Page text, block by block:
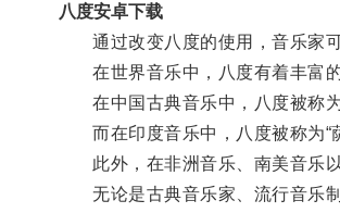
八度安卓下载
通过改变八度的使用，音乐家可
在世界音乐中，八度有着丰富的
在中国古典音乐中，八度被称为
而在印度音乐中，八度被称为“
此外，在非洲音乐、南美音乐以
无论是古典音乐家、流行音乐制